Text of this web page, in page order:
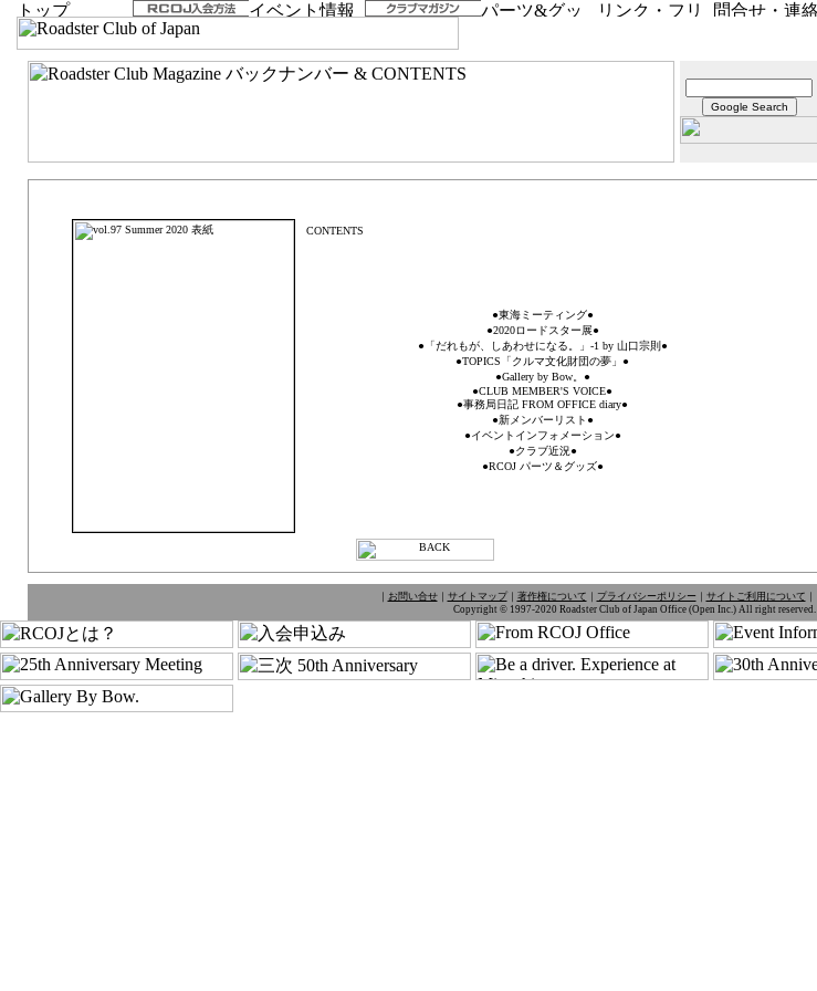
●東海ミーティング●
●2020ロードスター展●
●「だれもが、しあわせになる。」-1 by 山口宗則●
●TOPICS「クルマ文化財団の夢」●
●Gallery by Bow。●
●CLUB MEMBER'S VOICE●
●事務局日記 FROM OFFICE diary●
●新メンバーリスト●
●イベントインフォメーション●
●クラブ近況●
●RCOJ パーツ＆グッズ●
お問い合せ｜ サイトマップ｜ 著作権について プライバシーポリシー｜ サイトご利用について
Copyright © 1997-2020 Roadster Club of Japan Office (Open Inc.) All right reserved.